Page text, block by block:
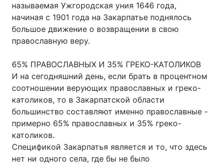
Статті
Інтерв'ю
Архів Вакансії
Контакти
Послуги
называемая Ужгородская уния 1646 года,
начиная с 1901 года на Закарпатье поднялось
большое движение о возвращении в свою
православную веру.
65% ПРАВОСЛАВНЫХ И 35% ГРЕКО-КАТОЛИКОВ
И на сегодняшний день, если брать в процентном
соотношении верующих православных и греко-
католиков, то в Закарпатской области
большинство составляют именно православные -
примерно 65% православных и 35% греко-
католиков.
Спецификой Закарпатья является и то, что здесь
нет ни одного села, где бы не было